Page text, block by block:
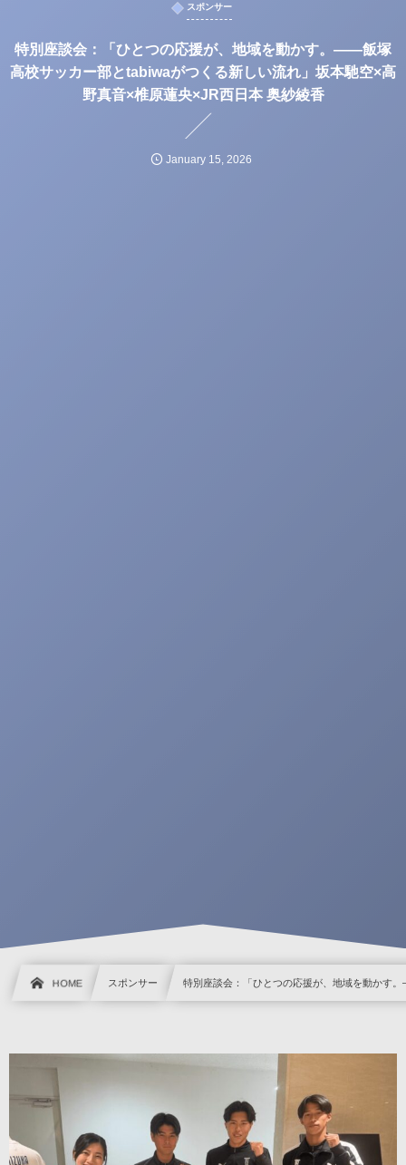
スポンサー
特別座談会：「ひとつの応援が、地域を動かす。——飯塚
高校サッカー部とtabiwaがつくる新しい流れ」坂本馳空×高
野真音×椎原蓮央×JR西日本 奥紗綾香
January 15, 2026
HOME スポンサー 特別座談会：「ひとつの応援が、地域を動かす